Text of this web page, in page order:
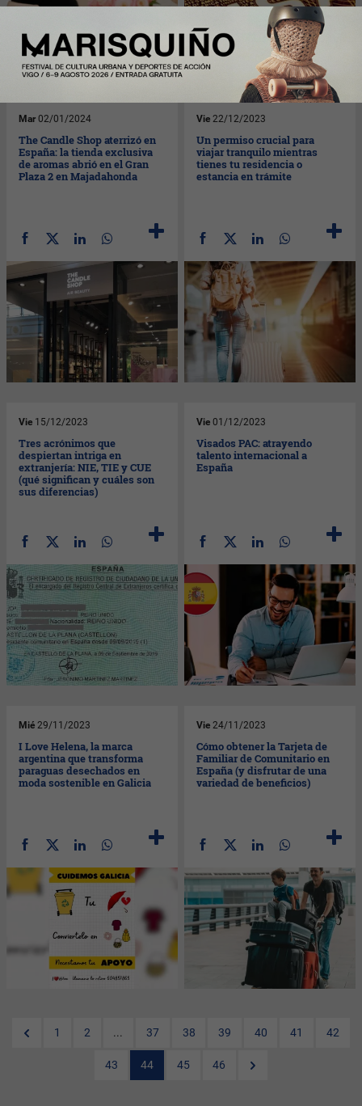
Mar 02/01/2024
The Candle Shop aterrizó en
España: la tienda exclusiva
de aromas abrió en el Gran
Plaza 2 en Majadahonda
Vie 22/12/2023
Un permiso crucial para
viajar tranquilo mientras
tienes tu residencia o
estancia en trámite
Vie 15/12/2023
Tres acrónimos que
despiertan intriga en
extranjería: NIE, TIE y CUE
(qué significan y cuáles son
sus diferencias)
Vie 01/12/2023
Visados PAC: atrayendo
talento internacional a
España
Mié 29/11/2023
I Love Helena, la marca
argentina que transforma
paraguas desechados en
moda sostenible en Galicia
Vie 24/11/2023
Cómo obtener la Tarjeta de
Familiar de Comunitario en
España (y disfrutar de una
variedad de beneficios)
1 2 ... 37 38 39 40 41 42
43 44 45 46